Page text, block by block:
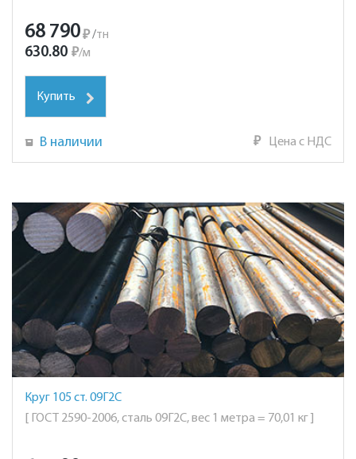
68 790₽ /тн
630.80 ₽/м
Купить
В наличии ₽ Цена с НДС
Круг 105 ст. 09Г2С
[ ГОСТ 2590-2006, сталь 09Г2С, вес 1 метра = 70,01 кг ]